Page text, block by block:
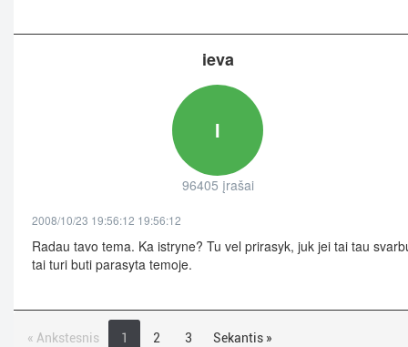
ieva
I
96405 įrašai
2008/10/23 19:56:12 19:56:12
Radau tavo tema. Ka istryne? Tu vel prirasyk, juk jei tai tau
tai turi buti parasyta temoje.
« Ankstesnis 1 2 3 Sekantis »